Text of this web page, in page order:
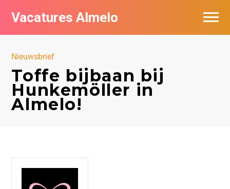
Vacatures Almelo
Nieuwsbrief
Toffe bijbaan bij
Hunkemöller in
Almelo!
Vacatures per bedrijf
Nieuwsbrief feed